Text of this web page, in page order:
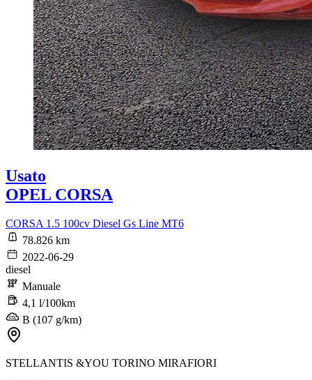
Usato
OPEL CORSA
CORSA 1.5 100cv Diesel Gs Line MT6
78.826 km
2022-06-29
diesel
Manuale
4,1 l/100km
B (107 g/km)
STELLANTIS &YOU TORINO MIRAFIORI